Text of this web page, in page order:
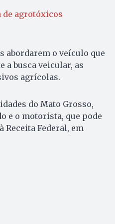
de agrotóxicos
abordarem o veículo que
a busca veicular, as
agrícolas.
do Mato Grosso,
e o motorista, que pode
Federal, em